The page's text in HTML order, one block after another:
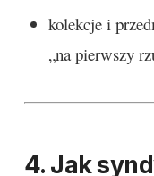
kolekcje i
„na pierwszy
4. Jak